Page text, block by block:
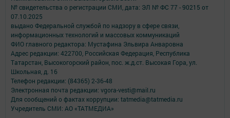
№ свидетельства о регистрации СМИ, дата: ЭЛ № ФС 77 - 90215 от
07.10.2025
выдано Федеральной службой по надзору в сфере связи,
информационных технологий и массовых коммуникаций
ФИО главного редактора: Мустафина Эльвира Анваровна
Адрес редакции: 422700, Российская Федерация, Республика
Татарстан, Высокогорский район, пос. ж.д.ст. Высокая Гора, ул.
Школьная, д. 16
Телефон редакции: (84365) 2-36-48
Электронная почта редакции: vgora-vesti@mail.ru
Для сообщений о фактах коррупции: tatmedia@tatmedia.ru
Учредитель СМИ: АО «ТАТМЕДИА»